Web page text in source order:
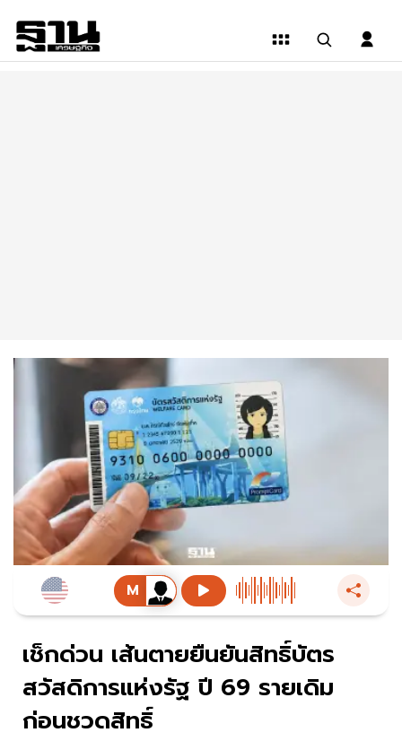
เช็กด่วน เส้นตายยืนยันสิทธิ์บัตร
สวัสดิการแห่งรัฐ ปี 69 รายเดิม
ก่อนชวดสิทธิ์